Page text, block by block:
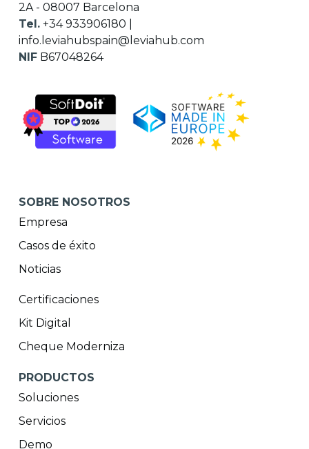
2A - 08007 Barcelona
Tel. +34 933906180
info.leviahubspain@leviahub.com
NIF B67048264
SOBRE NOSOTROS
Empresa
Casos de éxito
Noticias
Certificaciones
Kit Digital
Cheque Moderniza
PRODUCTOS
Soluciones
Servicios
Demo